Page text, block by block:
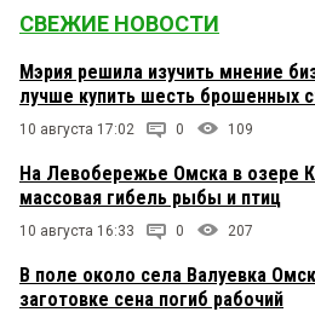
СВЕЖИЕ НОВОСТИ
Мэрия решила изучить мнение
лучше купить шесть брошенных
10 августа 17:02 0 109
На Левобережье Омска в озере
массовая гибель рыбы и птиц
10 августа 16:33 0 207
В поле около села Валуевка
заготовке сена погиб рабочий